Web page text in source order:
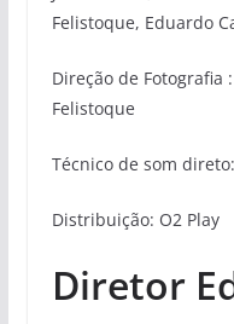
Felistoque, Eduardo
Direção de Fotografia
Felistoque
Técnico de som
Distribuição: O2 Play
Diretor